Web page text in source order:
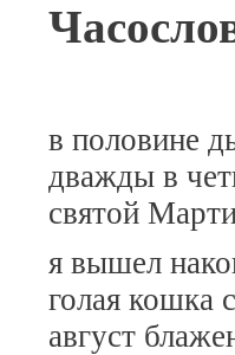
в половине
дважды в
святой
я вышел
голая кошка
август